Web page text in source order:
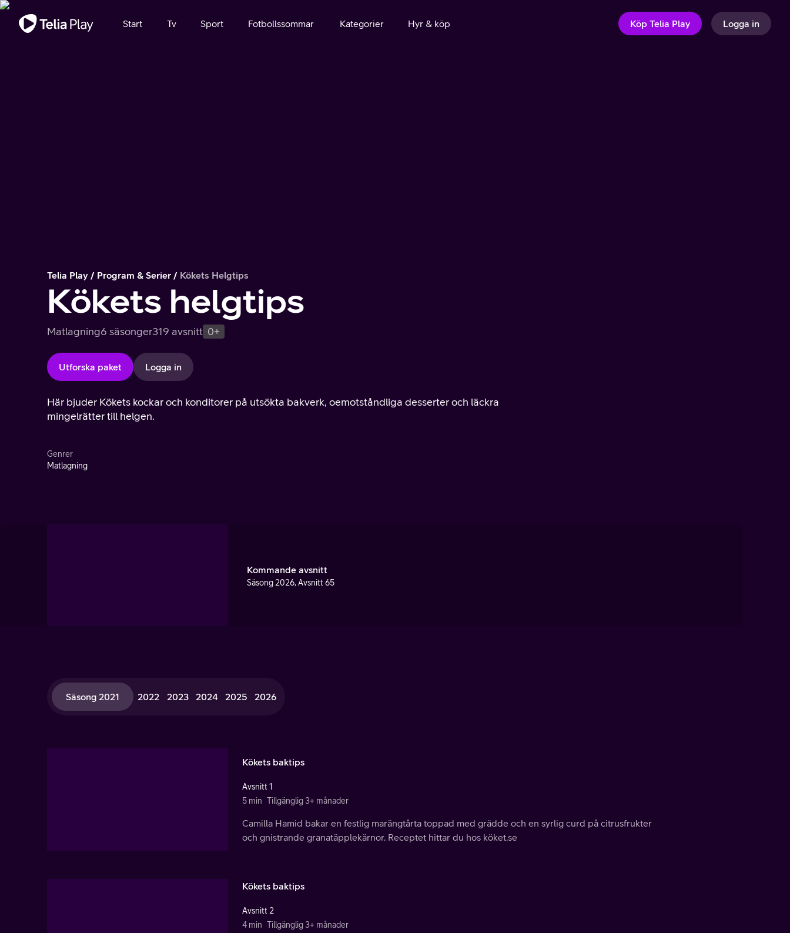
Viktigt meddelande
Start Tv Sport Fotbollssommar Kategorier Hyr & köp Köp Telia Play Logga in
Telia Play Program & Serier Kökets Helgtips
Kökets helgtips
Matlagning6 säsonger319 avsnitt 0+
Utforska paket Logga in
Här bjuder Kökets kockar och konditorer på utsökta bakverk, oemotståndliga desserter och läckra
mingelrätter till helgen.
Genrer
Matlagning
Kommande avsnitt
Säsong 2026, Avsnitt 65
Säsong 2021 2022 2023 2024 2025 2026
Kökets baktips
Avsnitt 1
5 min Tillgänglig 3+ månader
Camilla Hamid bakar en festlig marängtårta toppad med grädde och en syrlig curd på citrusfrukter
och gnistrande granatäpplekärnor. Receptet hittar du hos köket.se
Kökets baktips
Avsnitt 2
4 min Tillgänglig 3+ månader